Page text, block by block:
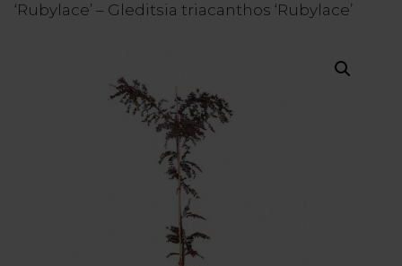
‘Rubylace’ – Gleditsia triacanthos ‘Rubylace’